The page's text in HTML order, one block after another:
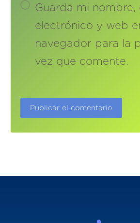
Guarda mi nombre,
electrónico y web
navegador para la
vez que comente.
Publicar el comentario